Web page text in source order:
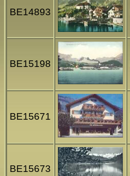
BE14893
BE15198
BE15671
BE15673